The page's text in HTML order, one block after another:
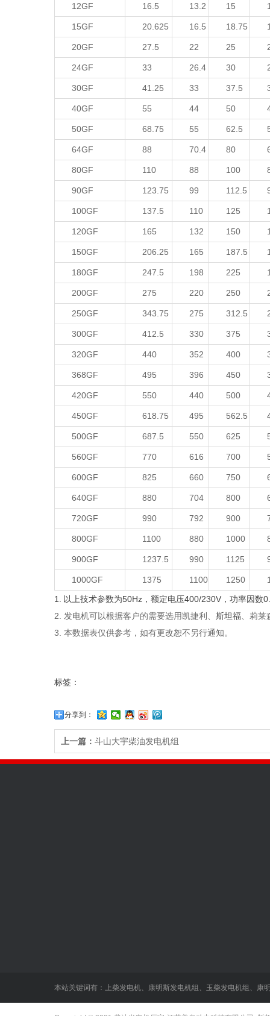
12GF 16.5 13.2 15
15GF 20.625 16.5 18.75
20GF 27.5 22 25
24GF 33 26.4 30
30GF 41.25 33 37.5
40GF 55 44 50
50GF 68.75 55 62.5
64GF 88 70.4 80
80GF 110 88 100
90GF 123.75 99 112.5
100GF 137.5 110 125
120GF 165 132 150
150GF 206.25 165 187.5
180GF 247.5 198 225
200GF 275 220 250
250GF 343.75 275 312.5
300GF 412.5 330 375
320GF 440 352 400
368GF 495 396 450
420GF 550 440 500
450GF 618.75 495 562.5
500GF 687.5 550 625
560GF 770 616 700
600GF 825 660 750
640GF 880 704 800
720GF 990 792 900
800GF 1100 880 1000
900GF 1237.5 990 1125
1000GF 1375 1100 1250
1. 以上技术参数为50Hz，额定电压400/230V，功率因
2. 发电机可以根据客户的需要选用凯捷利、 斯坦福 、莉
3. 本数据表仅供参考，如有更改恕不另行通知。
标签：
分享到：
上一篇： 斗山大宇柴油发电机组
本站关键词有： 上柴发电机、 康明斯发电机组 、 玉柴发电机组 、 康